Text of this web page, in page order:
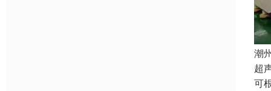
潮
超
可